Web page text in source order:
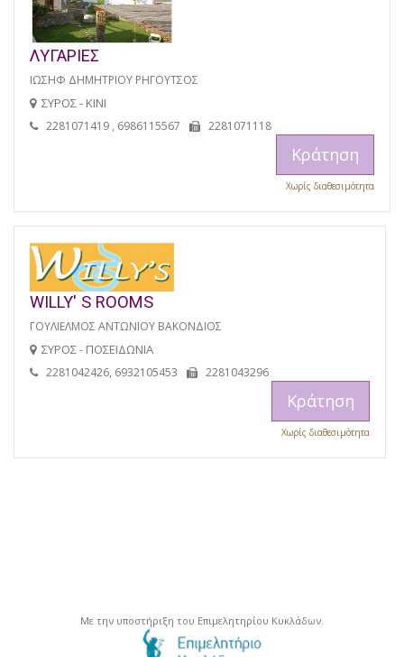
ΛΥΓΑΡΙΕΣ
ΙΩΣΗΦ ΔΗΜΗΤΡΙΟΥ ΡΗΓΟΥΤΣΟΣ
ΣΥΡΟΣ - ΚΙΝΙ
2281071419 , 6986115567 2281071118
Κράτηση
Χωρίς διαθεσιμότητα
WILLY' S ROOMS
ΓΟΥΛΙΕΛΜΟΣ ΑΝΤΩΝΙΟΥ ΒΑΚΟΝΔΙΟΣ
ΣΥΡΟΣ - ΠΟΣΕΙΔΩΝΙΑ
2281042426, 6932105453 2281043296
Κράτηση
Χωρίς διαθεσιμότητα
Με την υποστήριξη του Επιμελητηρίου Κυκλάδων.